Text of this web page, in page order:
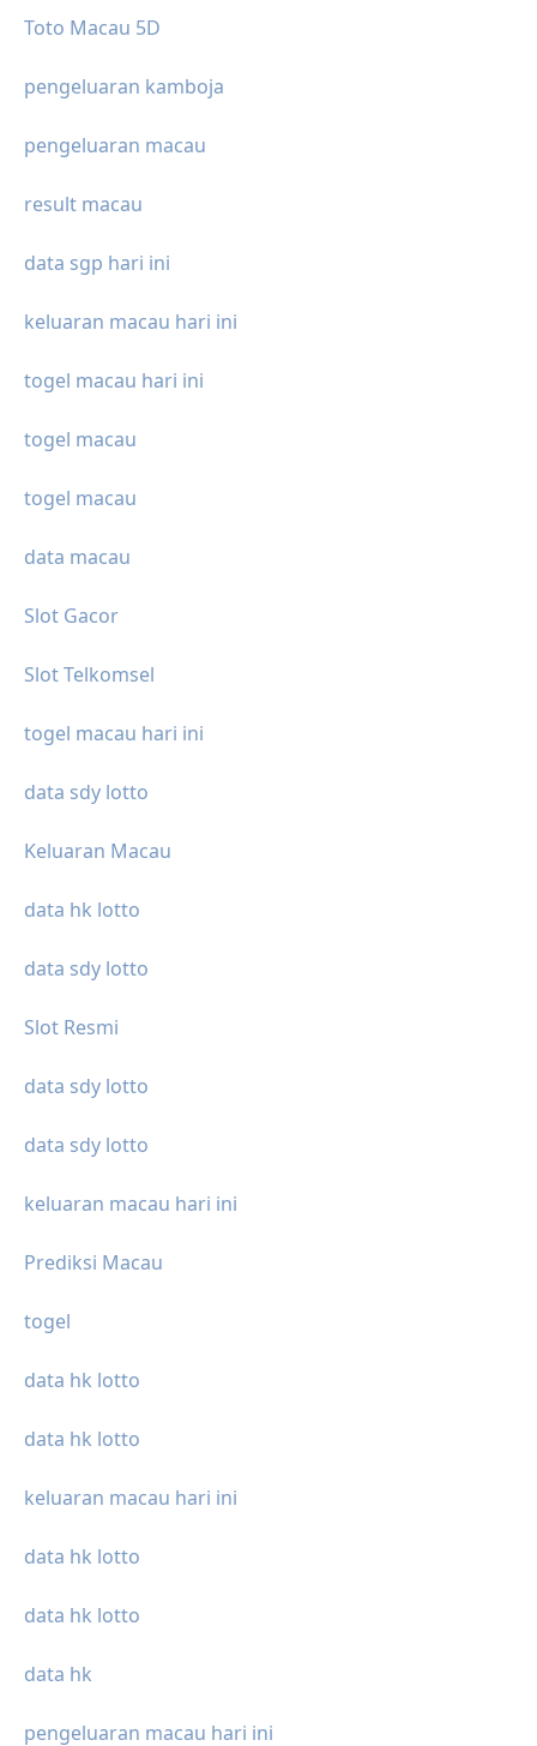
Toto Macau 5D
pengeluaran kamboja
pengeluaran macau
result macau
data sgp hari ini
keluaran macau hari ini
togel macau hari ini
togel macau
togel macau
data macau
Slot Gacor
Slot Telkomsel
togel macau hari ini
data sdy lotto
Keluaran Macau
data hk lotto
data sdy lotto
Slot Resmi
data sdy lotto
data sdy lotto
keluaran macau hari ini
Prediksi Macau
togel
data hk lotto
data hk lotto
keluaran macau hari ini
data hk lotto
data hk lotto
data hk
pengeluaran macau hari ini